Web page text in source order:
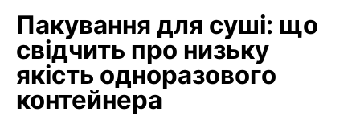
Пакування для суші: що
свідчить про низьку
якість одноразового
контейнера